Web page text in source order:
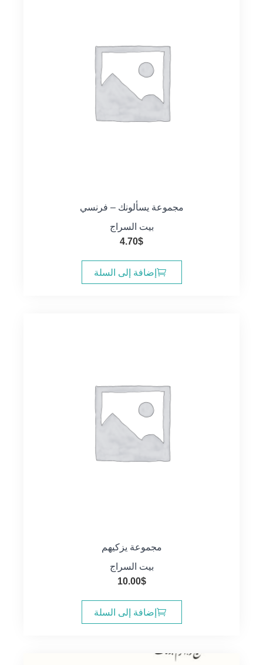
مجموعة يسألونك – فرنسي
بيت السراج
4.70$
إضافة إلى السلة
مجموعة يزكيهم
بيت السراج
10.00$
إضافة إلى السلة